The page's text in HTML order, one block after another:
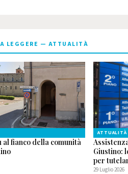
LEGGERE — ATTUALITÀ
al fianco della comunità
ATTUALITÀ
Giustino:
per
29 Luglio 2026